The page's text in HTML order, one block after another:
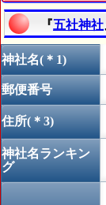
『五社神社
神社名(＊1)
郵便番号
住所(＊3)
神社名ランキン
グ